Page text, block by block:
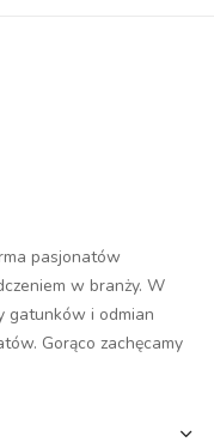
pasjonatów
w branży. W
gatunków i odmian
Gorąco zachęcamy